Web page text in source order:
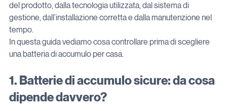
del prodotto, dalla tecnologia utilizzata, dal sistema di
gestione, dall’installazione corretta e dalla manutenzione nel
tempo.
In questa guida vediamo cosa controllare prima di scegliere
una batteria di accumulo per casa.
1. Batterie di accumulo sicure: da cosa
dipende davvero?